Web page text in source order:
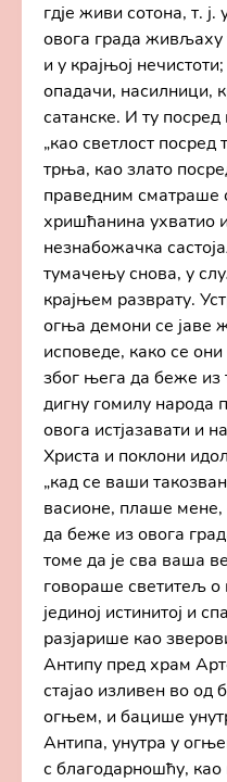
гдје живи сотона, т.
овога града живљаху
и у крајњој
опадачи, насилници,
сатанске. И ту
„као светлост
трња, као злато
праведним сматраше
хришћанина ухватио
незнабожачка
тумачењу снова, у
крајњем разврату.
огња демони се јаве
исповеде, како се
због њега да беже из
дигну гомилу народа
овога истјазавати и
Христа и поклони
„кад се ваши
васионе, плаше мене,
да беже из овога
томе да је сва ваша
говораше светитељ о
јединој истинитој и
разјарише као
Антипу пред храм
стајао изливен во од
огњем, и бацише
Антипа, унутра у
с благодарношћу, као